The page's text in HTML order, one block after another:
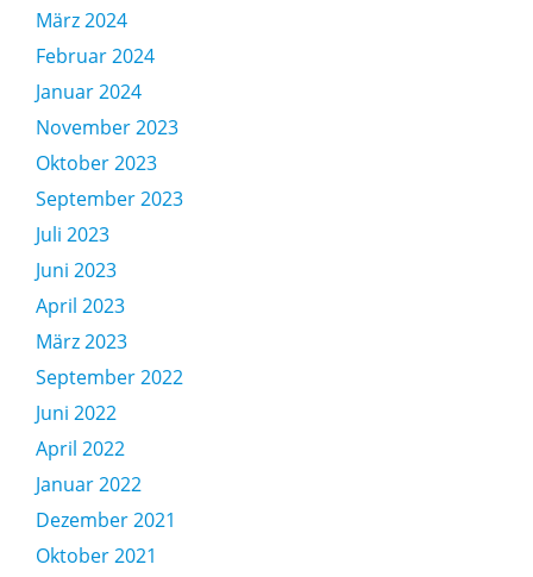
März 2024
Februar 2024
Januar 2024
November 2023
Oktober 2023
September 2023
Juli 2023
Juni 2023
April 2023
März 2023
September 2022
Juni 2022
April 2022
Januar 2022
Dezember 2021
Oktober 2021